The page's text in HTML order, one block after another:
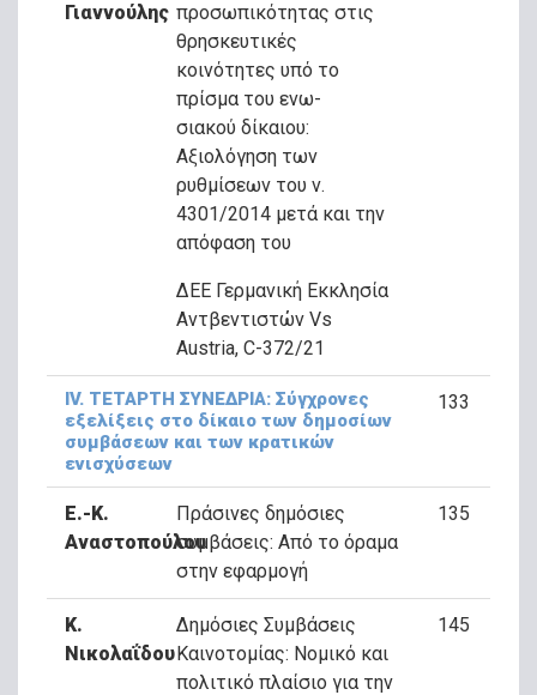
Γιαννούλης προσωπικότητας στις
θρησκευτικές
κοινότητες υπό το
πρίσμα του ενω-
σιακού δίκαιου:
Αξιολόγηση των
ρυθμίσεων του ν.
4301/2014 μετά και την
απόφαση του
ΔΕΕ Γερμανική Εκκλησία
Αντβεντιστών Vs
Austria, C-372/21
ΙV. ΤΕΤΑΡΤΗ ΣΥΝΕΔΡΙΑ: Σύγχρονες
εξελίξεις στο δίκαιο των δημοσίων
συμβάσεων και των κρατικών
ενισχύσεων
133
Ε.-Κ.
Αναστοπούλου
Πράσινες δημόσιες
συμβάσεις: Από το όραμα
στην εφαρμογή
135
Κ.
Νικολαΐδου
Δημόσιες Συμβάσεις
Καινοτομίας: Νομικό και
πολιτικό πλαίσιο για την
145